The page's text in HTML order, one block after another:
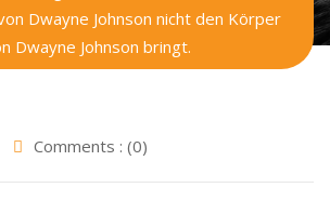
Dwayne Johnson nicht den Körper
Dwayne Johnson bringt.
Comments : (0)